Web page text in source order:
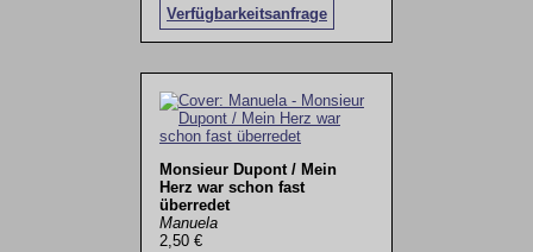
Verfügbarkeitsanfrage
Monsieur Dupont / Mein
Herz war schon fast
überredet
Manuela
2,50 €